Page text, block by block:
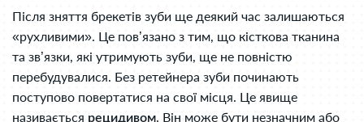
Після зняття брекетів зуби ще деякий час залишаються
«рухливими». Це пов’язано з тим, що кісткова тканина
та зв’язки, які утримують зуби, ще не повністю
перебудувалися. Без ретейнера зуби починають
поступово повертатися на свої місця. Це явище
називається рецидивом. Він може бути незначним або